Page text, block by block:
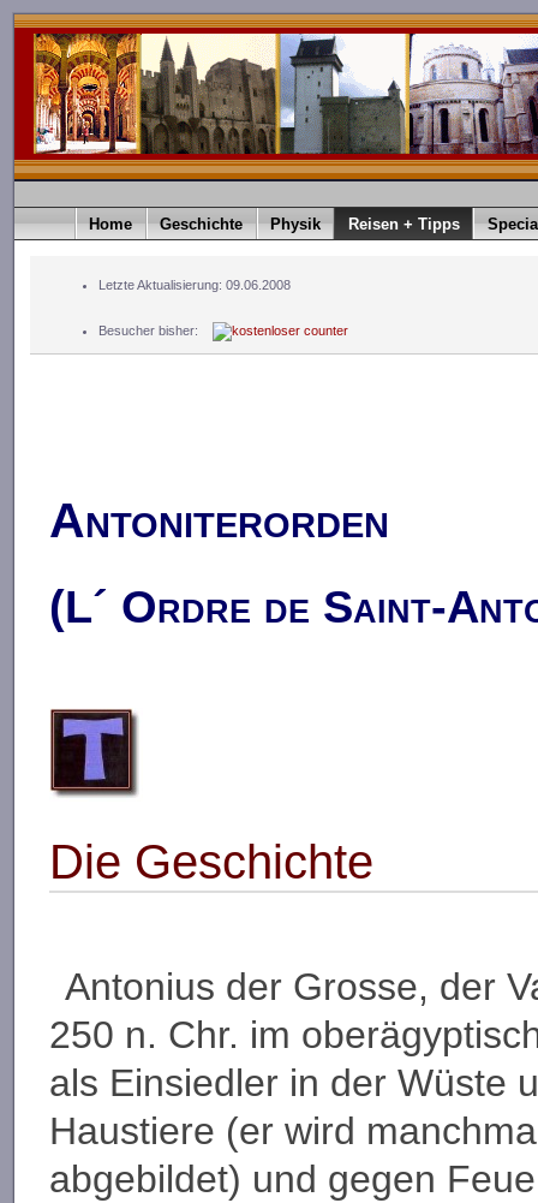
Home Geschichte Physik Reisen + Tipps
Letzte Aktualisierung: 09.06.2008
Besucher bisher:
Antoniterorden
(L´ Ordre de Saint-
Die Geschichte
Antonius der Grosse, der
250 n. Chr. im
als Einsiedler in der Wüste
Haustiere (er wird
abgebildet) und gegen